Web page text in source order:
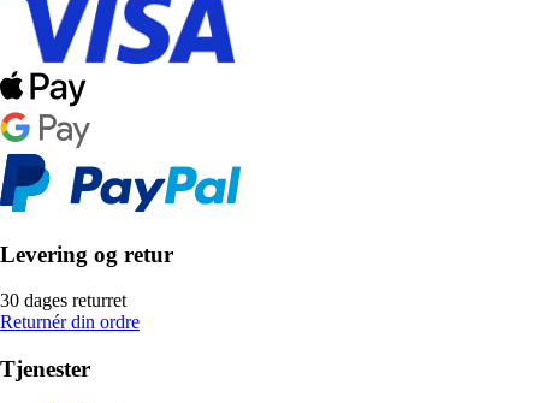
Levering og retur
30 dages returret
Returnér din ordre
Tjenester